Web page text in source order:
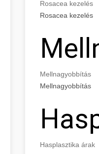
Rosacea kezelés
Rosacea kezelés
Mellnagyobbítás
Mellnagyobbítás
Hasplasztika árak